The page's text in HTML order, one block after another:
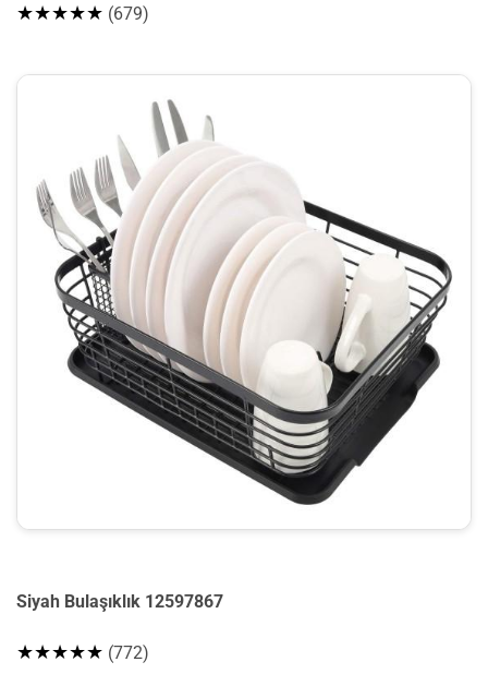
★★★★★ (679)
Siyah Bulaşıklık 12597867
★★★★★ (772)